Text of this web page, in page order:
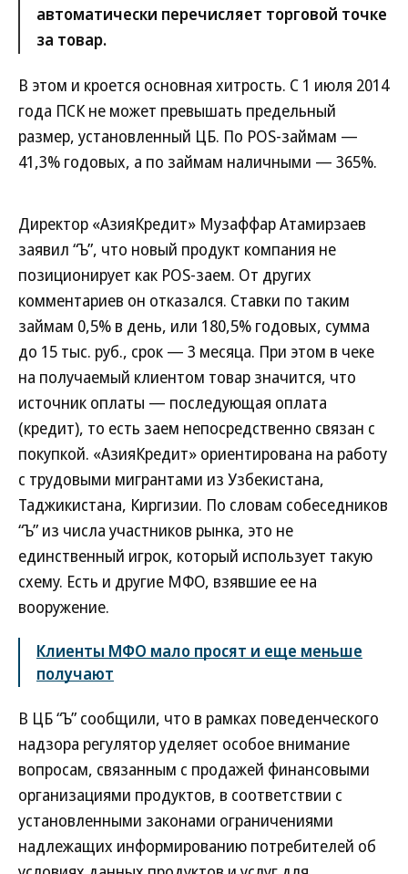
автоматически перечисляет торговой точке
за товар.
В этом и кроется основная хитрость. С 1 июля 2014
года ПСК не может превышать предельный
размер, установленный ЦБ. По POS-займам —
41,3% годовых, а по займам наличными — 365%.
Директор «АзияКредит» Музаффар Атамирзаев
заявил “Ъ”, что новый продукт компания не
позиционирует как POS-заем. От других
комментариев он отказался. Ставки по таким
займам 0,5% в день, или 180,5% годовых, сумма
до 15 тыс. руб., срок — 3 месяца. При этом в чеке
на получаемый клиентом товар значится, что
источник оплаты — последующая оплата
(кредит), то есть заем непосредственно связан с
покупкой. «АзияКредит» ориентирована на работу
с трудовыми мигрантами из Узбекистана,
Таджикистана, Киргизии. По словам собеседников
“Ъ” из числа участников рынка, это не
единственный игрок, который использует такую
схему. Есть и другие МФО, взявшие ее на
вооружение.
Клиенты МФО мало просят и еще меньше
получают
В ЦБ “Ъ” сообщили, что в рамках поведенческого
надзора регулятор уделяет особое внимание
вопросам, связанным с продажей финансовыми
организациями продуктов, в соответствии с
установленными законами ограничениями
надлежащих информированию потребителей об